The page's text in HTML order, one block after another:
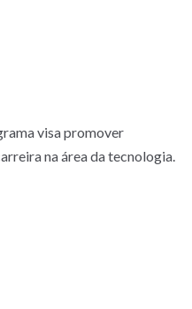
visa promover
na área da tecnologia.